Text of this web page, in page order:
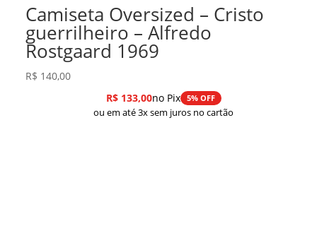
Camiseta Oversized – Cristo
guerrilheiro – Alfredo
Rostgaard 1969
R$ 140,00
R$133,00no Pix 5% OFF
ou em até 3x sem juros no cartão